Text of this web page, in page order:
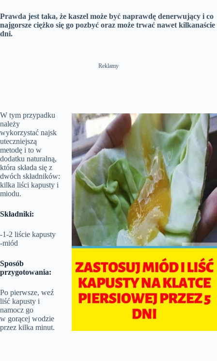
Prawda jest taka, że ​​kaszel może być naprawdę denerwujący i co
najgorsze ciężko się go pozbyć oraz może trwać nawet kilkanaście
dni.
Reklamy
W tym przypadku
należy
wykorzystać najsk
uteczniejszą
metodę i to w
dodatku naturalną,
która składa się z
dwóch składników:
kilka liści kapusty i
miodu.
Składniki:
-1-2 liście kapusty
-miód
Sposób
przygotowania:
Po pierwsze, weź
liść kapusty i
namocz go
w gorącej wodzie
przez kilka minut.